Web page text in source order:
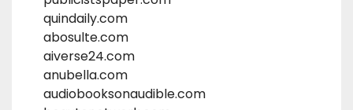
quindaily.com
abosulte.com
aiverse24.com
anubella.com
audiobooksonaudible.com